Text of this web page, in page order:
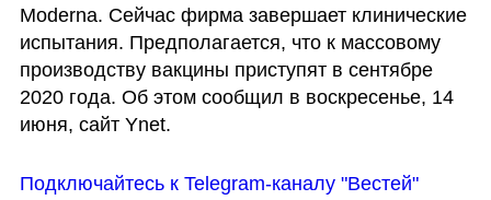
Moderna. Сейчас фирма завершает клинические
испытания. Предполагается, что к массовому
производству вакцины приступят в сентябре
2020 года. Об этом сообщил в воскресенье, 14
июня, сайт Ynet.
Подключайтесь к Telegram-каналу "Вестей"